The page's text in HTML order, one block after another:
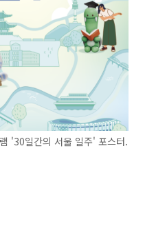
'30일간의 서울 일주' 포스터.